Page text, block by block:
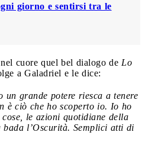
giorno e sentirsi tra le
cuore quel bel dialogo de Lo
a Galadriel e le dice:
grande potere riesca a tenere
è ciò che ho scoperto io. Io ho
le azioni quotidiane della
bada l’Oscurità. Semplici atti di